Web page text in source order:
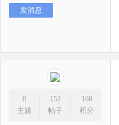
发消息
0
主题
152
帖子
168
积分